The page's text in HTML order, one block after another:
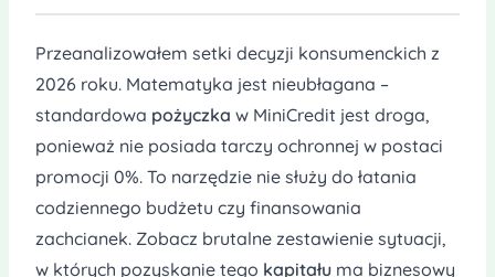
Przeanalizowałem setki decyzji konsumenckich z
2026 roku. Matematyka jest nieubłagana –
standardowa pożyczka w MiniCredit jest droga,
ponieważ nie posiada tarczy ochronnej w postaci
promocji 0%. To narzędzie nie służy do łatania
codziennego budżetu czy finansowania
zachcianek. Zobacz brutalne zestawienie sytuacji,
w których pozyskanie tego kapitałuma biznesowy